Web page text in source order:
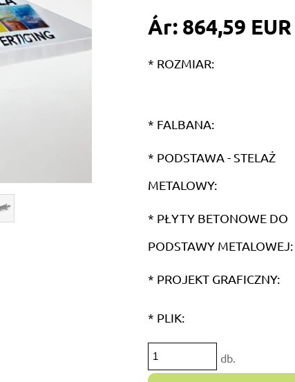
Ár: 864,59 EUR
* ROZMIAR:
* FALBANA:
* PODSTAWA - STELAŻ
METALOWY:
* PŁYTY BETONOWE DO
PODSTAWY METALOWEJ:
* PROJEKT GRAFICZNY:
* PLIK:
db.